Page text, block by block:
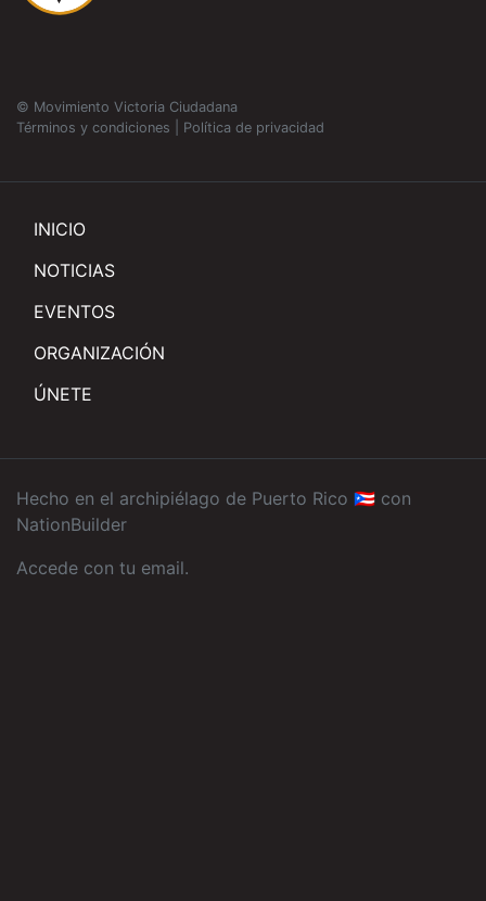
© Movimiento Victoria Ciudadana
Términos y condiciones
Política de privacidad
INICIO
NOTICIAS
EVENTOS
ORGANIZACIÓN
ÚNETE
Hecho en el archipiélago de Puerto Rico 🇵🇷 con
NationBuilder
Accede con tu email.